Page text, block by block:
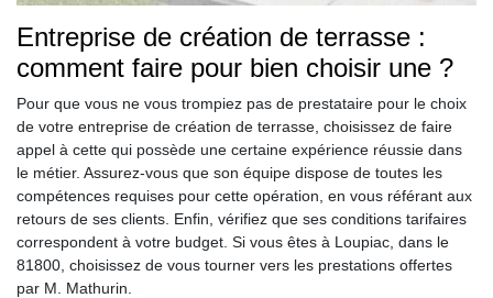
Entreprise de création de terrasse :
comment faire pour bien choisir une ?
Pour que vous ne vous trompiez pas de prestataire pour le choix
de votre entreprise de création de terrasse, choisissez de faire
appel à cette qui possède une certaine expérience réussie dans
le métier. Assurez-vous que son équipe dispose de toutes les
compétences requises pour cette opération, en vous référant aux
retours de ses clients. Enfin, vérifiez que ses conditions tarifaires
correspondent à votre budget. Si vous êtes à Loupiac, dans le
81800, choisissez de vous tourner vers les prestations offertes
par M. Mathurin.